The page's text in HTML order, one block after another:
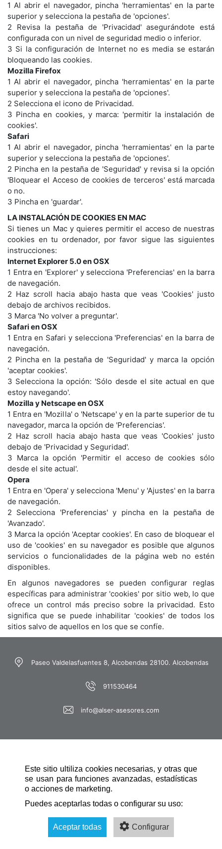
Este sitio ultiliza cookies necesarias, y otras que
se usan para funciones avanzadas, estadísticas
o acciones de marketing.
Puedes aceptarlas todas o configurar su uso:
Aceptar todas Configurar
1 Al abrir el navegador, pincha 'herramientas' en la parte
superior y selecciona la pestaña de 'opciones'.
2 Revisa la pestaña de 'Privacidad' asegurándote está
configurada con un nivel de seguridad medio o inferior.
3 Si la configuración de Internet no es media se estarán
bloqueando las cookies.
Mozilla Firefox
1 Al abrir el navegador, pincha 'herramientas' en la parte
superior y selecciona la pestaña de 'opciones'.
2 Selecciona el icono de Privacidad.
3 Pincha en cookies, y marca: 'permitir la instalación de
cookies'.
Safari
1 Al abrir el navegador, pincha 'herramientas' en la parte
superior y selecciona la pestaña de 'opciones'.
2 Pincha en la pestaña de 'Seguridad' y revisa si la opción
'Bloquear el Acceso de cookies de terceros' está marcada
o no.
3 Pincha en 'guardar'.
LA INSTALACIÓN DE COOKIES EN MAC
Si tienes un Mac y quieres permitir el acceso de nuestras
cookies en tu ordenador, por favor sigue las siguientes
instrucciones:
Internet Explorer 5.0 en OSX
1 Entra en 'Explorer' y selecciona 'Preferencias' en la barra
de navegación.
2 Haz scroll hacia abajo hasta que veas 'Cookies' justo
debajo de archivos recibidos.
3 Marca 'No volver a preguntar'.
Safari en OSX
1 Entra en Safari y selecciona 'Preferencias' en la barra de
navegación.
2 Pincha en la pestaña de 'Seguridad' y marca la opción
'aceptar cookies'.
3 Selecciona la opción: 'Sólo desde el site actual en que
estoy navegando'.
Mozilla y Netscape en OSX
1 Entra en 'Mozilla' o 'Netscape' y en la parte superior de tu
navegador, marca la opción de 'Preferencias'.
2 Haz scroll hacia abajo hasta que veas 'Cookies' justo
debajo de 'Privacidad y Seguridad'.
3 Marca la opción 'Permitir el acceso de cookies sólo
desde el site actual'.
Opera
1 Entra en 'Opera' y selecciona 'Menu' y 'Ajustes' en la barra
de navegación.
2 Selecciona 'Preferencias' y pincha en la pestaña de
'Avanzado'.
3 Marca la opción 'Aceptar cookies'. En caso de bloquear el
uso de 'cookies' en su navegador es posible que algunos
servicios o funcionalidades de la página web no estén
disponibles.
En algunos navegadores se pueden configurar reglas
específicas para administrar 'cookies' por sitio web, lo que
ofrece un control más preciso sobre la privacidad. Esto
significa que se puede inhabilitar 'cookies' de todos los
sitios salvo de aquellos en los que se confíe.
Paseo Valdelasfuentes 8, Alcobendas 28100. Alcobendas
911530464
info@alser-asesores.com
NAVEGACIÓN RÁPIDA